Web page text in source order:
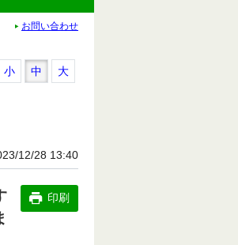
お問い合わせ
小 中 大
12/28 13:40
印刷